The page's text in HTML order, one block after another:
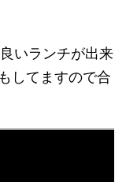
いランチが出来
してますので合